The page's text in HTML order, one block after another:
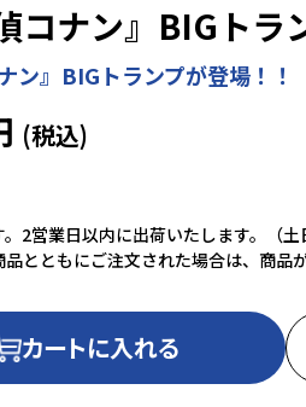
コナン』BIGト
ン』BIGトランプが登場！！
2営業日以内に出荷いたします。（土
とともにご注文された場合は、商品
カートに入れる